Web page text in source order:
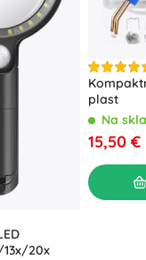
20x
plast
Na
15,50 €